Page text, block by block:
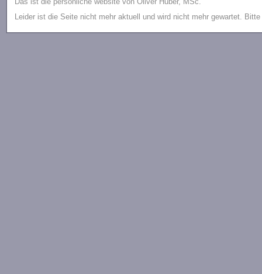
Leider ist die Seite nicht mehr aktuell und wird nicht mehr gewartet.